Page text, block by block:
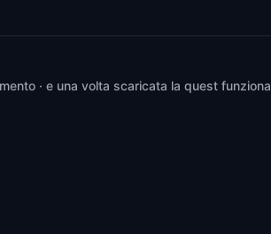
· e una volta scaricata la quest funziona